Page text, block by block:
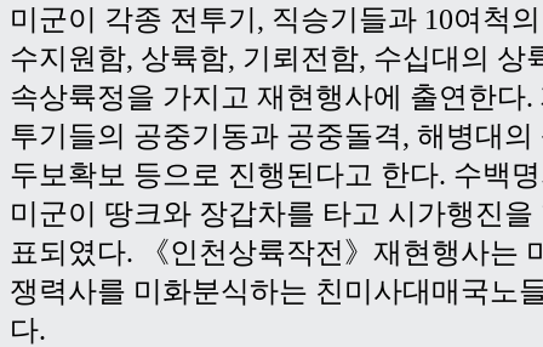
미군이 각종 전투기, 직승기들과 10여척
수지원함, 상륙함, 기뢰전함, 수십대의 상
속상륙정을 가지고 재현행사에 출연한다
투기들의 공중기동과 공중돌격, 해병대
두보확보 등으로 진행된다고 한다. 수백
미군이 땅크와 장갑차를 타고 시가행진
표되였다. 《인천상륙작전》재현행사는
쟁력사를 미화분식하는 친미사대매국노
다.